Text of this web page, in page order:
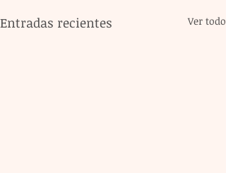
Entradas recientes Ver todo